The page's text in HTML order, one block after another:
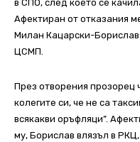
в СПО, след което се
Афектиран от отказания
Милан Кацарски-
ЦСМП.
През отворения прозорец
колегите си, че не са
всякакви оръфляци”.
му, Борислав влязъл в